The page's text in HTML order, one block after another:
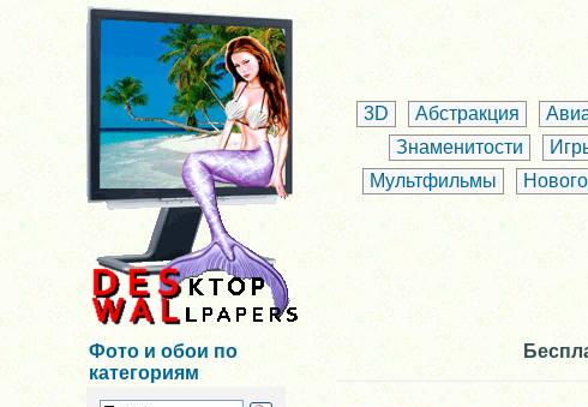
3D Абстракция
Знаменитости
Мультфильмы
Фото и обои по
категориям